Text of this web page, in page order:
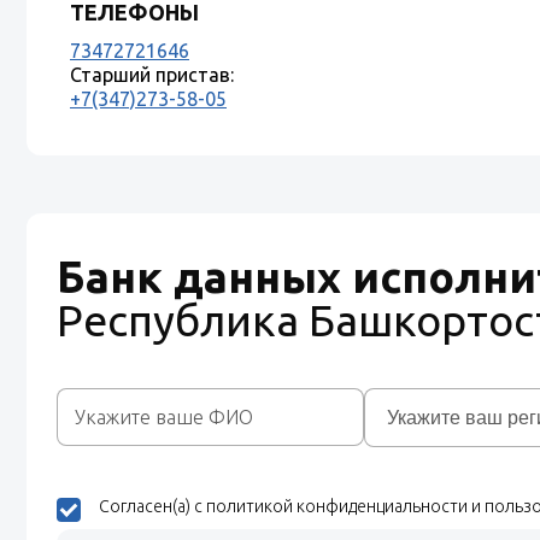
ТЕЛЕФОНЫ
73472721646
Старший пристав:
+7(347)273-58-05
Банк данных
Республика
Согласен(а) с политикой конфиденциальности и